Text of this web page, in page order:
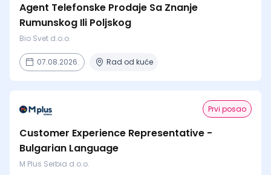
Agent Telefonske Prodaje Sa Znanje
Rumunskog Ili Poljskog
Bio Svet d.o.o.
07.08.2026. Rad od kuće
Prvi posao
Customer Experience Representative -
Bulgarian Language
M Plus Serbia d.o.o.